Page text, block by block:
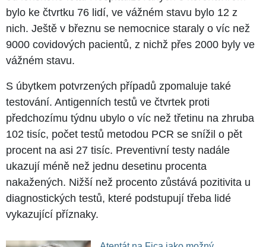
bylo ke čtvrtku 76 lidí, ve vážném stavu bylo 12 z
nich. Ještě v březnu se nemocnice staraly o víc než
9000 covidových pacientů, z nichž přes 2000 byly ve
vážném stavu.
S úbytkem potvrzených případů zpomaluje také
testování. Antigenních testů ve čtvrtek proti
předchozímu týdnu ubylo o víc než třetinu na zhruba
102 tisíc, počet testů metodou PCR se snížil o pět
procent na asi 27 tisíc. Preventivní testy nadále
ukazují méně než jednu desetinu procenta
nakažených. Nižší než procento zůstává pozitivita u
diagnostických testů, které podstupují třeba lidé
vykazující příznaky.